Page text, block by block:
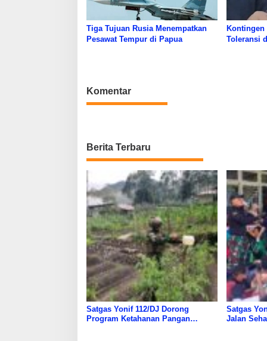
Tiga Tujuan Rusia Menempatkan
Pesawat Tempur di Papua
Kontingen
Toleransi
Komentar
Berita Terbaru
Satgas Yonif 112/DJ Dorong
Program Ketahanan Pangan
Satgas
Jalan